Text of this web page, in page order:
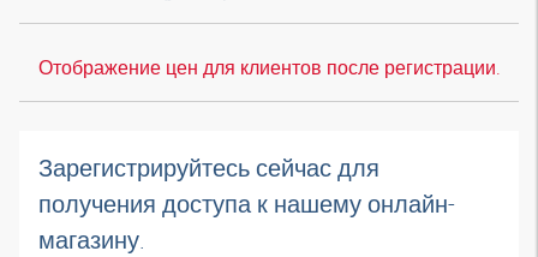
Отображение цен для клиентов после регистрации.
Зарегистрируйтесь сейчас для
получения доступа к нашему онлайн-
магазину.